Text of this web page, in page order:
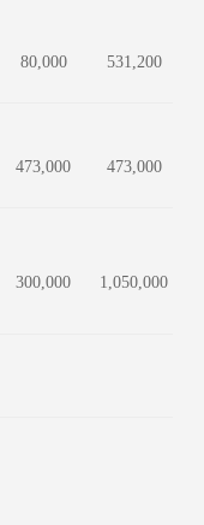
80,000 531,200
473,000 473,000
300,000 1,050,000